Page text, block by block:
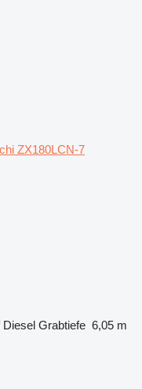
ZX180LCN-7
Diesel Grabtiefe 6,05 m